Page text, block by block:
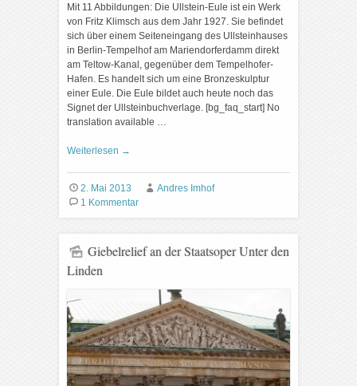
Mit 11 Abbildungen: Die Ullstein-Eule ist ein Werk
von Fritz Klimsch aus dem Jahr 1927. Sie befindet
sich über einem Seiteneingang des Ullsteinhauses
in Berlin-Tempelhof am Mariendorferdamm direkt
am Teltow-Kanal, gegenüber dem Tempelhofer-
Hafen. Es handelt sich um eine Bronzeskulptur
einer Eule. Die Eule bildet auch heute noch das
Signet der Ullsteinbuchverlage. [bg_faq_start] No
translation available …
Weiterlesen →
2. Mai 2013
Andres Imhof
1 Kommentar
Giebelrelief an der Staatsoper Unter den
Linden